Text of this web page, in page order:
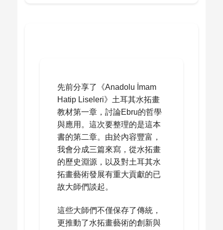
先前分享了《Anadolu İmam
Hatip Liseleri》土耳其水拓畫
教材第一章，討論Ebru的哲學
與應用。這次要整理的是這本
書的第二章。由於內容豐富，
我會分成三篇來寫，從水拓畫
的歷史淵源，以及對土耳其水
拓畫藝術發展有重大貢獻的已
故大師們談起。
這些大師們不僅保存了傳統，
更推動了水拓畫藝術的創新與